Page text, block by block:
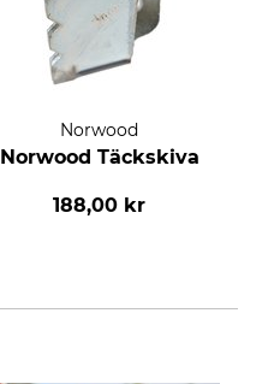
Norwood
Norwood Täckskiva
188,00 kr